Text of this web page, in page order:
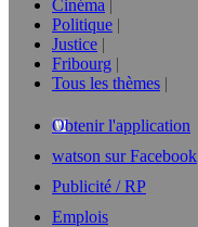
Cinéma
Politique
Justice
Fribourg
Tous les thèmes
Obtenir l'application
watson sur Facebook
Publicité / RP
Emplois